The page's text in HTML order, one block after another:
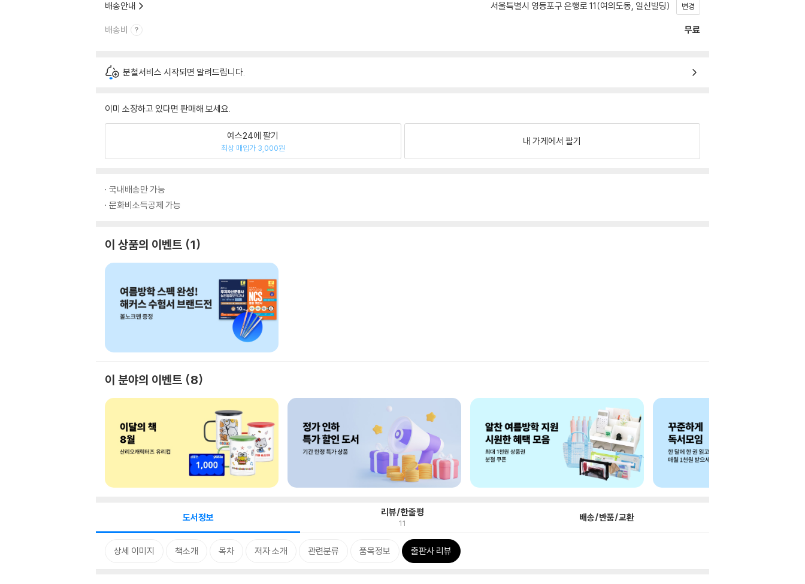
배송안내 서울특별시 영등포구 은행로 11(여의도동, 일신빌딩) 변경
배송비 무료
분철서비스 시작되면 알려드립니다.
이미 소장하고 있다면 판매해 보세요.
예스24에 팔기
최상 매입가 3,000원
내 가게에서 팔기
국내배송만 가능
문화비소득공제 가능
이 상품의 이벤트 1
이 분야의 이벤트 8
도서정보 리뷰/한줄평
11 배송/반품/교환
상세 이미지 책소개 목차 저자 소개 관련분류 품목정보 출판사 리뷰